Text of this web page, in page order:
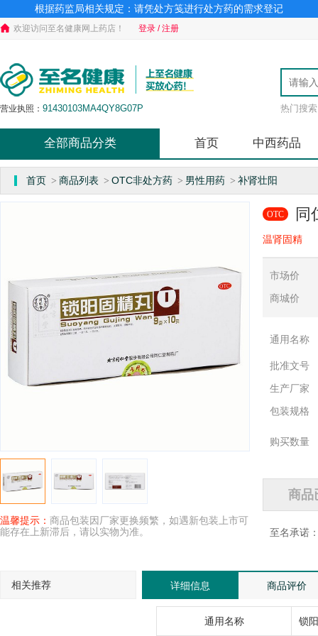
根据药监局相关规定：请凭处方笺进行处方药的需求登记
欢迎访问至名健康网上药店！ 登录 / 注册
热门搜
营业执照： 91430103MA4QY8G07P
药品经营许可证：湘BA7310602
医疗器械许可证： 湘长市场监械经营许号20200220
第二类医疗器械许可证：湘长食药监械经营备2020D0057
互联网药品信息服务资格证： （湘）-非经营性-2020-0030
首页 中西药品
全部商品分类
首页 > 商品列表 > OTC非处方药 > 男性用药 > 补肾壮阳
温馨提示： 商品包装因厂家更换频繁，如遇新包装上市可
能存在上新滞后，请以实物为准。
OTC 同
温肾固精
市场价
商城价
通用名称
批准文号
生产厂家
包装规格
购买数量
至名承诺
相关推荐 详细信息 商品评价
通用名称 锁